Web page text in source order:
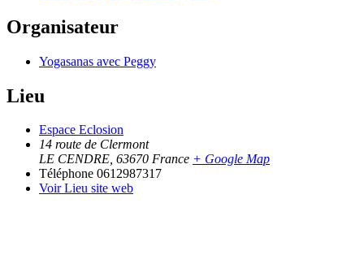
Organisateur
Yogasanas avec Peggy
Lieu
Espace Eclosion
14 route de Clermont
LE CENDRE, 63670 France + Google Map
Téléphone 0612987317
Voir Lieu site web